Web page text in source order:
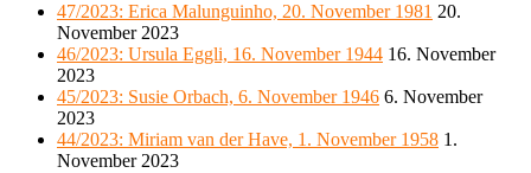
47/2023: Erica Malunguinho, 20. November 1981 20.
November 2023
46/2023: Ursula Eggli, 16. November 1944 16. November
2023
45/2023: Susie Orbach, 6. November 1946 6. November
2023
44/2023: Miriam van der Have, 1. November 1958 1.
November 2023